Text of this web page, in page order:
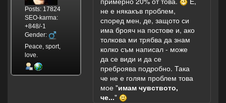
Posts: 17824
SEO-karma:
+848/-1
Gender:
Peace, sport,
love.
не е някакъв проблем,
според мен, де, защото си
има брояч на постове и, ако
толкова ми трябва да знам
колко съм написал - може
да се види и да се
преброява подробно. Така
че не е голям проблем това
мое "имам чувството,
че..."